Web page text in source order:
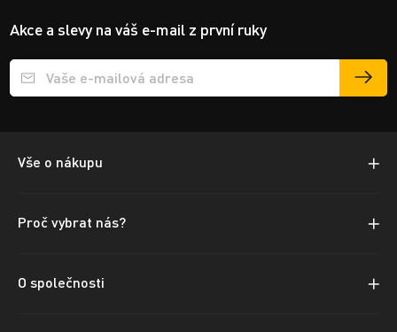
Akce a slevy na váš e-mail z první ruky
Přihlášení e-mailu k odběru
Vše o nákupu
Proč vybrat nás?
O společnosti